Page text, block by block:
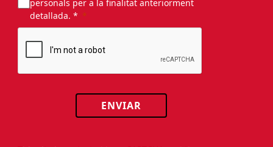
personals per a la finalitat anteriorment
detallada. *
ENVIAR